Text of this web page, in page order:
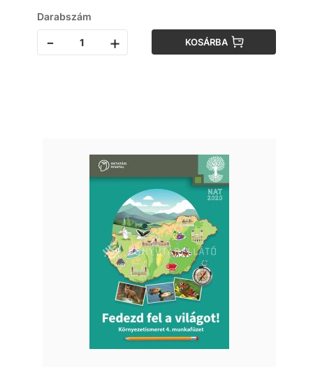
Darabszám
- + KOSÁRBA